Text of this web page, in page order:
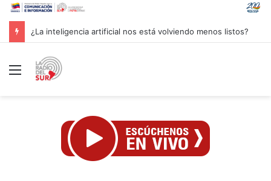
Groenlandia lanza una fuerte advertencia a empresa petrolera vinculada a Trump
Menú